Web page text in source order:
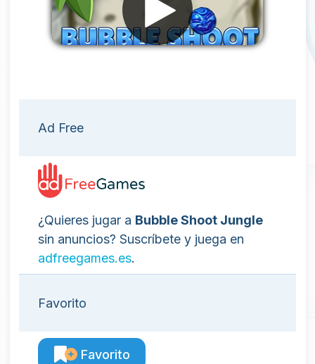
Ad Free
¿Quieres jugar a Bubble Shoot Jungle
sin anuncios? Suscríbete y juega en
adfreegames.es.
Favorito
Favorito